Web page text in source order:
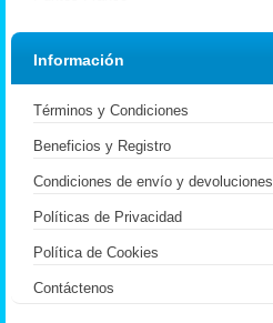
Información
Términos y Condiciones
Beneficios y Registro
Condiciones de envío y devoluciones
Políticas de Privacidad
Política de Cookies
Contáctenos